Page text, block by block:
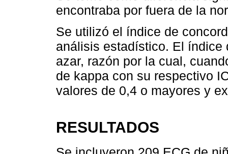
encontraba por fuera de la
Se utilizó el índice de
análisis estadístico. El índice
azar, razón por la cual,
de kappa con su respectivo
valores de 0,4 o mayores y
RESULTADOS